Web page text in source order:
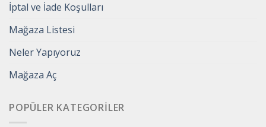
İptal ve İade Koşulları
Mağaza Listesi
Neler Yapıyoruz
Mağaza Aç
POPÜLER KATEGORILER